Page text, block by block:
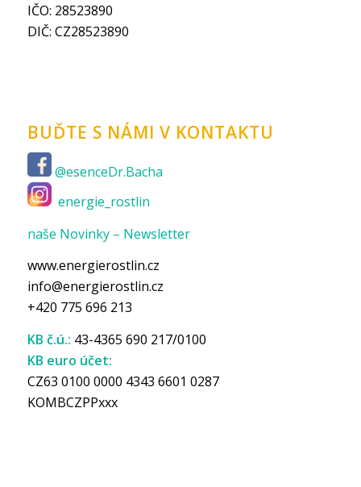
IČO: 28523890
DIČ: CZ28523890
BUĎTE S NÁMI V KONTAKTU
@esenceDr.Bacha
energie_rostlin
naše Novinky – Newsletter
www.energierostlin.cz
info@energierostlin.cz
+420 775 696 213
KB č.ú.: 43-4365 690 217/0100
KB euro účet:
CZ63 0100 0000 4343 6601 0287
KOMBCZPPxxx